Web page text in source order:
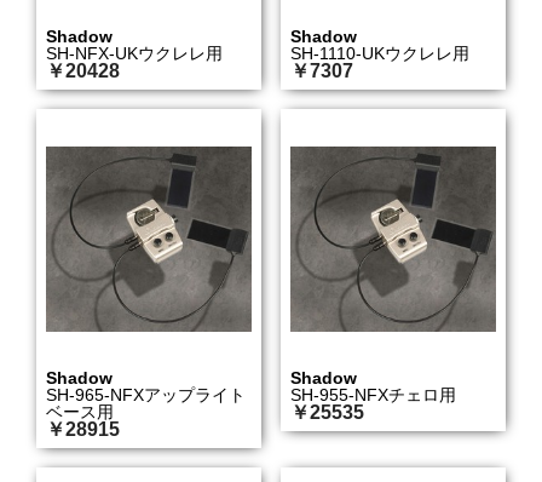
Shadow
SH-NFX-UKウクレレ用
￥20428
Shadow
SH-1110-UKウクレレ用
￥7307
Shadow
SH-965-NFXアップライト
ベース用
￥28915
Shadow
SH-955-NFXチェロ用
￥25535